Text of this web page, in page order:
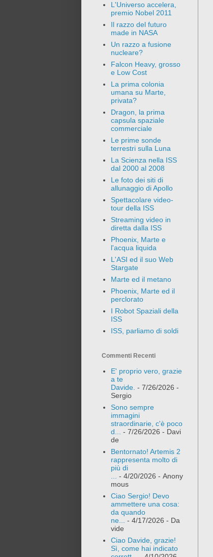
L'Universo accelera,
premio Nobel 2011
Il razzo del futuro
made in NASA
Un razzo a fusione
nucleare?
Falcon Heavy, grosso
e Low Cost
La prima colonia
umana su Marte,
privata?
Dragon, la prima
capsula spaziale
commerciale
Le prime sonde
terrestri sulla Luna
La Scienza nella ISS
dal 2000 al 2008
Le foto dei siti di
allunaggio di Apollo
Spettacolare video-
tour della ISS
Streaming video in
diretta dalla ISS
Phoenix, Marte e
l'acqua liquida
L'ASI ed il suo Web
Stargate
Marte ed il metano
Phoenix, Marte ed il
perclorato
I Robot Spaziali della
ISS
ISS, parliamo di soldi
Commenti Recenti
E' proprio vero, grazie
a te
Davide. - 7/26/2026 -
Sergio
Sono sempre
immagini
straordinarie, c'è poco
d... - 7/26/2026 - Davi
de
Bentornato! Artemis 2
rappresenta molto di
più di
... - 4/20/2026 - Anony
mous
Ciao Sergio! Devo
ammettere una cosa:
da quando
ne... - 4/17/2026 - Da
vide
Ciao Davide, grazie!
Sì, come hai indicato